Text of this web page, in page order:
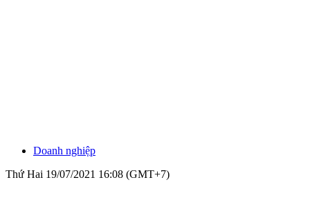
Doanh nghiệp
Thứ Hai 19/07/2021 16:08 (GMT+7)